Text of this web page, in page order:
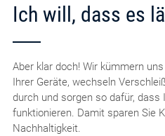
Ich will, dass es
Aber klar doch! Wir kümmern
Ihrer Geräte, wechseln
durch und sorgen so dafür, dass
funktionieren. Damit sparen Sie
Nachhaltigkeit.